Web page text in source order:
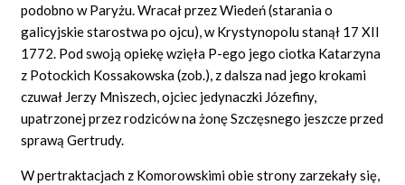
podobno w Paryżu. Wracał przez Wiedeń (starania o
galicyjskie starostwa po ojcu), w Krystynopolu stanął 17 XII
1772. Pod swoją opiekę wzięła P-ego jego ciotka Katarzyna
z Potockich Kossakowska (zob.), z dalsza nad jego krokami
czuwał Jerzy Mniszech, ojciec jedynaczki Józefiny,
upatrzonej przez rodziców na żonę Szczęsnego jeszcze przed
sprawą Gertrudy.
W pertraktacjach z Komorowskimi obie strony zarzekały się,